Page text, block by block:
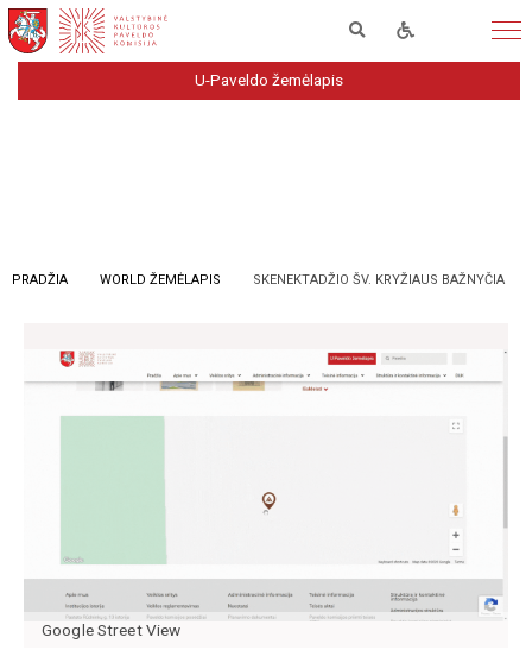
U-Paveldo žemėlapis
PRADŽIA WORLD ŽEMĖLAPIS SKENEKTADŽIO ŠV. KRYŽIAUS BAŽNYČIA
Google Street View